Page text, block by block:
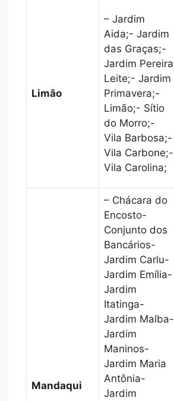
Limão
– Jardim
Aida;- Jardim
das Graças;-
Jardim Pereira
Leite;- Jardim
Primavera;-
Limão;- Sítio
do Morro;-
Vila Barbosa;-
Vila Carbone;-
Vila Carolina;
Mandaqui
– Chácara do
Encosto-
Conjunto dos
Bancários-
Jardim Carlu-
Jardim Emília-
Jardim
Itatinga-
Jardim Malba-
Jardim
Maninos-
Jardim Maria
Antônia-
Jardim